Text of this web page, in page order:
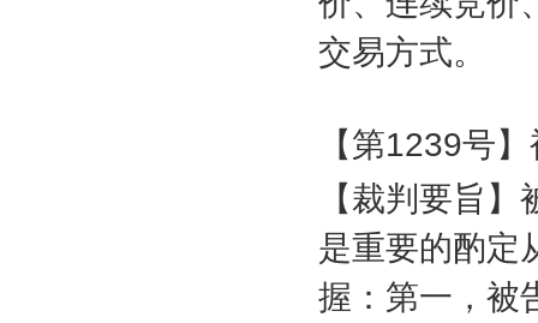
交易方式。
【第1239号】
【裁判要旨
是重要的酌定
握：第一，被